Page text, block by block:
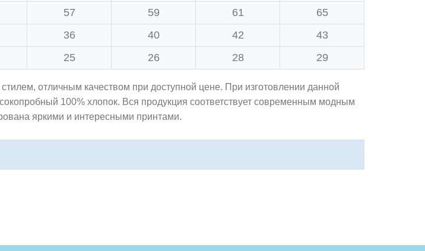
57 59 61
65
36 40 42
43
25 26 28 29
отличным качеством при доступной цене. При изготовлении данной
100% хлопок. Вся продукция соответствует современным модным
яркими и интересными принтами.